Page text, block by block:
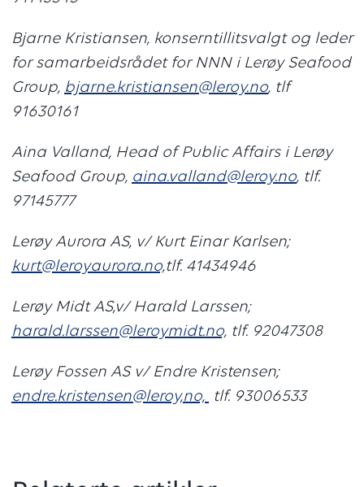
Bjarne Kristiansen, konserntillitsvalgt og leder
for samarbeidsrådet for NNN i Lerøy Seafood
Group, bjarne.kristiansen@leroy.no, tlf
91630161
Aina Valland, Head of Public Affairs i Lerøy
Seafood Group, aina.valland@leroy.no, tlf.
97145777
Lerøy Aurora AS, v/ Kurt Einar Karlsen;
kurt@leroyaurora.no,tlf. 41434946
Lerøy Midt AS,v/ Harald Larssen;
harald.larssen@leroymidt.no, tlf. 92047308
Lerøy Fossen AS v/ Endre Kristensen;
endre.kristensen@leroy,no, tlf. 93006533